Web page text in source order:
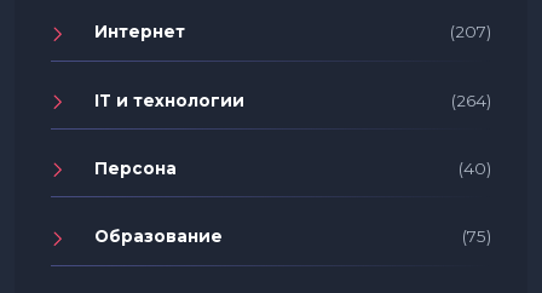
Интернет (207)
IT и технологии (264)
Персона (40)
Образование (75)